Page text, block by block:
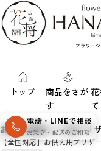
トップ
商品をさが
す
花
て
SOLD
OUT
数量限定・売
切れ
お供え用薄ピンク系プリ
【全国対応】お供え用プリザ
電話・LINEで相談
お急ぎ・配送のご相談